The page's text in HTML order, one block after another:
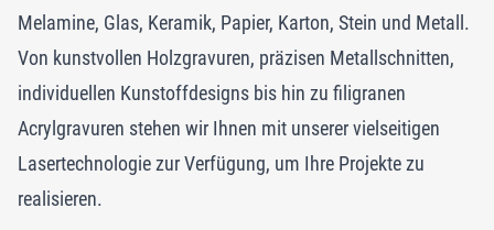
Melamine, Glas, Keramik, Papier, Karton, Stein und Metall.
Von kunstvollen Holzgravuren, präzisen Metallschnitten,
individuellen Kunstoffdesigns bis hin zu filigranen
Acrylgravuren stehen wir Ihnen mit unserer vielseitigen
Lasertechnologie zur Verfügung, um Ihre Projekte zu
realisieren.